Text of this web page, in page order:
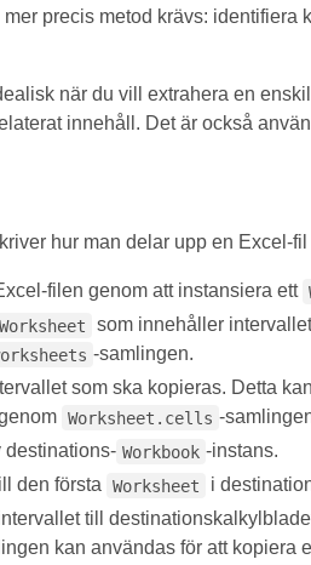
precis metod krävs:
när du vill extrahera en
innehåll. Det är också
hur man delar upp en Excel-
filen genom att instansiera ett
Worksheet
som innehåller
-samlingen.
som ska kopieras. Detta
Worksheet.cells -
destinations- Workbook -instans.
den första
Worksheet
i
till
kan användas för att kopiera